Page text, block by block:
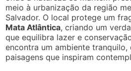
meio à urbanização da região
Salvador. O local protege um
Mata Atlântica, criando um
que equilibra lazer e
encontra um ambiente tranquilo,
paisagens que inspiram